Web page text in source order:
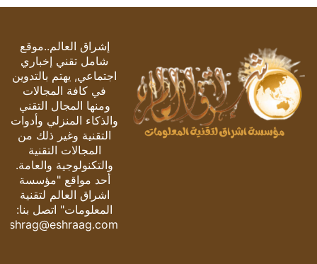
إشراق العالم..موقع
شامل تقني إخباري
اجتماعي, يهتم بالتدوين
في كافة المجالات
ومنها المجال التقني
والذكاء المنزلي وأدوات
التقنية وغير ذلك من
المجالات التقنية
والتكنولوجية والعامة.
أحد مواقع "مؤسسة
اشراق العالم لتقنية
المعلومات" اتصل بنا:
eshrag@eshraag.com